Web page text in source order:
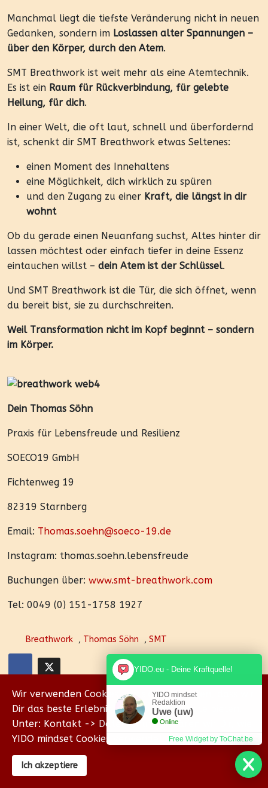
Manchmal liegt die tiefste Veränderung nicht in neuen
Gedanken, sondern im Loslassen alter Spannungen –
über den Körper, durch den Atem.
SMT Breathwork ist weit mehr als eine Atemtechnik.
Es ist ein Raum für Rückverbindung, für gelebte
Heilung, für dich.
In einer Welt, die oft laut, schnell und überfordernd
ist, schenkt dir SMT Breathwork etwas Seltenes:
einen Moment des Innehaltens
eine Möglichkeit, dich wirklich zu spüren
und den Zugang zu einer Kraft, die längst in dir
wohnt
Ob du gerade einen Neuanfang suchst, Altes hinter dir
lassen möchtest oder einfach tiefer in deine Essenz
eintauchen willst – dein Atem ist der Schlüssel.
Und SMT Breathwork ist die Tür, die sich öffnet, wenn
du bereit bist, sie zu durchschreiten.
Weil Transformation nicht im Kopf beginnt – sondern
im Körper.
Dein Thomas Söhn
Praxis für Lebensfreude und Resilienz
SOECO19 GmbH
Fichtenweg 19
82319 Starnberg
Email: Thomas.soehn@soeco-19.de
Instagram: thomas.soehn.lebensfreude
Buchungen über: www.smt-breathwork.com
Tel: 0049 (0) 151-1758 1927
Breathwork , Thomas Söhn , SMT
Wir verwenden Cookies, um sicherzustellen, dass wir
Dir das beste Erlebnis auf unserer Website bieten.
Unter: Kontakt -> Datenschutz erklären wir Dir, wie
YIDO mindset Cookies verwendet.
Ich akzeptiere
YIDO.eu - Deine Kraftquelle!
YIDO mindset
Redaktion
Uwe (uw)
Online
Free Widget by ToChat.be